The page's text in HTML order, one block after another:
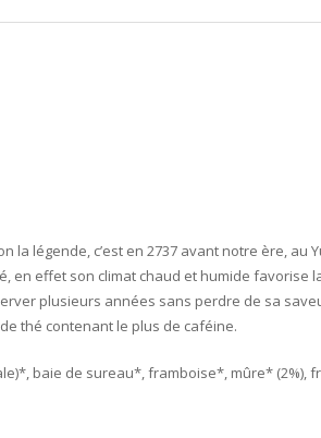
la légende, c’est en 2737 avant notre ère, au
en effet son climat chaud et humide favorise
plusieurs années sans perdre de sa
thé contenant le plus de caféine.
baie de sureau*, framboise*, mûre* (2%),